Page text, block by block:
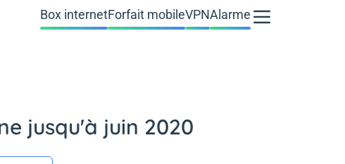
Box internetForfait mobileVPNAlarme
jusqu'à juin 2020